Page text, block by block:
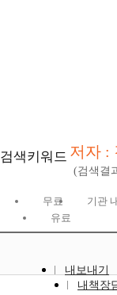
검색키워드 저자 :
(검색결
무료
기관
유료
내보내기
내책장